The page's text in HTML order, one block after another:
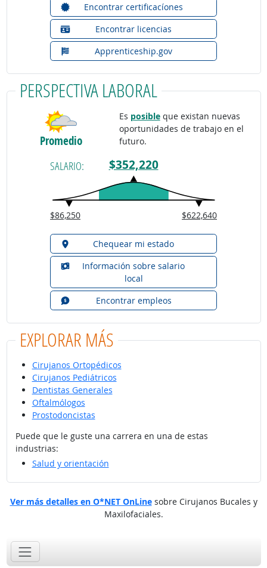
Encontrar certificacíones
Encontrar licencias
Apprenticeship.gov
PERSPECTIVA LABORAL
Promedio
Es posibleque existan nuevas
oportunidades de trabajo en el
futuro.
SALARIO: $352,220
$86,250 $622,640
Chequear mi estado
Información sobre salario
local
Encontrar empleos
EXPLORAR MÁS
Cirujanos Ortopédicos
Cirujanos Pediátricos
Dentistas Generales
Oftalmólogos
Prostodoncistas
Puede que le guste una carrera en una de estas
industrias:
Salud y orientación
Ver más detalles en O*NET OnLinesobre Cirujanos Bucales y
Maxilofaciales.